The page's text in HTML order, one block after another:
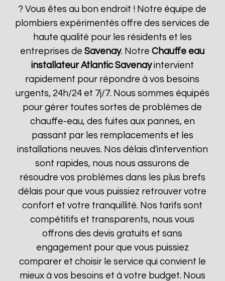
? Vous êtes au bon endroit ! Notre équipe de
plombiers expérimentés offre des services de
haute qualité pour les résidents et les
entreprises deSavenay. NotreChauffe eau
installateur Atlantic Savenayintervient
rapidement pour répondre à vos besoins
urgents, 24h/24 et 7j/7. Nous sommes équipés
pour gérer toutes sortes de problèmes de
chauffe-eau, des fuites aux pannes, en
passant par les remplacements et les
installations neuves. Nos délais d'intervention
sont rapides, nous nous assurons de
résoudre vos problèmes dans les plus brefs
délais pour que vous puissiez retrouver votre
confort et votre tranquillité. Nos tarifs sont
compétitifs et transparents, nous vous
offrons des devis gratuits et sans
engagement pour que vous puissiez
comparer et choisir le service qui convient le
mieux à vos besoins et à votre budget. Nous